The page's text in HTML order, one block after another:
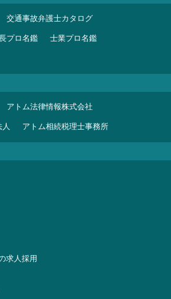
交通事故弁護士カタログ
プロ名鑑 士業プロ名鑑
アトム法律情報株式会社
アトム相続税理士事務所
求人採用